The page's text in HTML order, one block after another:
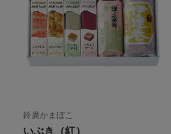
鈴廣かまぼこ
いぶき（紅）